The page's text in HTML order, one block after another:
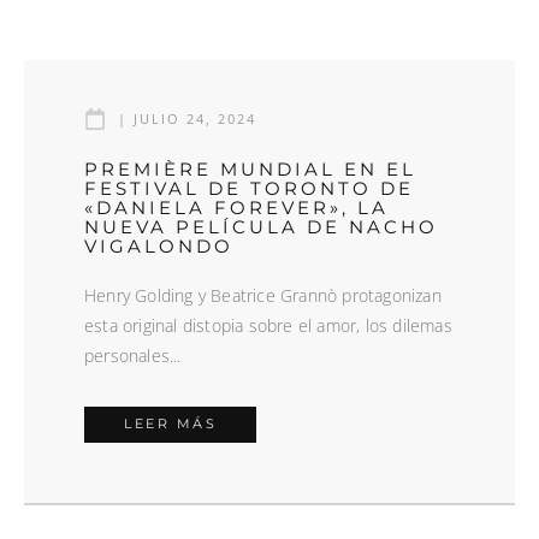
| JULIO 24, 2024
PREMIÈRE MUNDIAL EN EL
FESTIVAL DE TORONTO DE
«DANIELA FOREVER», LA
NUEVA PELÍCULA DE NACHO
VIGALONDO
Henry Golding y Beatrice Grannò protagonizan
esta original distopia sobre el amor, los dilemas
personales...
LEER MÁS